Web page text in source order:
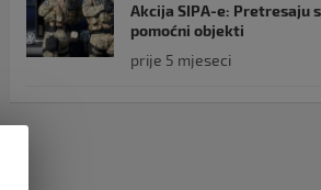
Akcija SIPA-e: Pretresaju
pomoćni objekti
prije 5 mjeseci